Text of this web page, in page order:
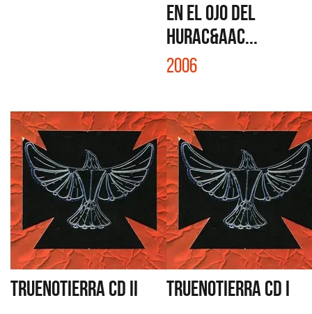
EN EL OJO DEL
HURAC&Aac...
2006
TRUENOTIERRA CD II TRUENOTIERRA CD I